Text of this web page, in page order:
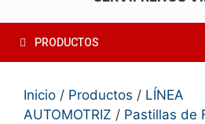
PRODUCTOS
Inicio / Productos / LÍNEA
AUTOMOTRIZ / Pastillas de